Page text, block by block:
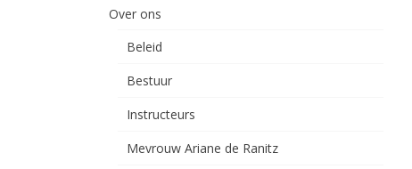
Over ons
Beleid
Bestuur
Instructeurs
Mevrouw Ariane de Ranitz